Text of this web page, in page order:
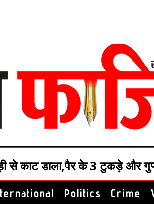
नहीं: दविंदरपाल सिंह/लक्की
से काट डाला,पैर के 3 टुकड़े और
Politics Crime